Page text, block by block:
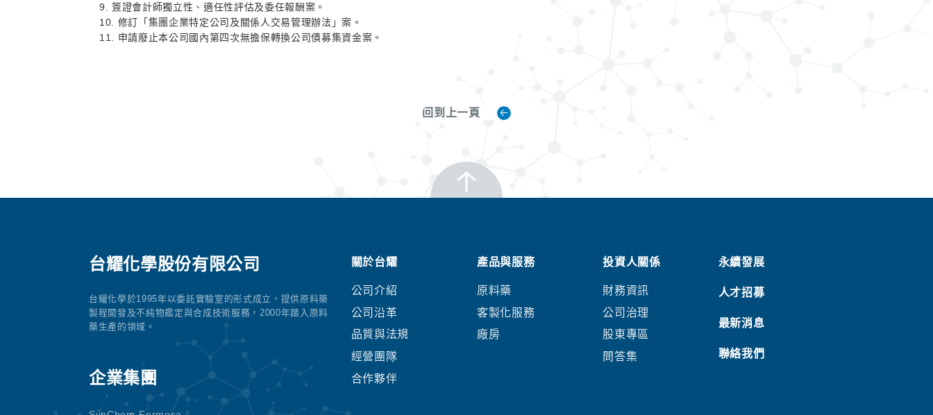
9. 簽證會計師獨立性、適任性評估及委任報酬案。
10. 修訂「集團企業特定公司及關係人交易管理辦法」案。
11. 申請廢止本公司國內第四次無擔保轉換公司債募集資金案。
回到上一頁
台耀化學股份有限公司
台耀化學於1995年以委託實驗室的形式成立，提供原料藥
製程開發及不純物鑑定與合成技術服務，2000年踏入原料
藥生產的領域。
企業集團
關於台耀
公司介紹
公司沿革
品質與法規
經營團隊
合作夥伴
產品與服務
原料藥
客製化服務
廠房
投資人關係
財務資訊
公司治理
股東專區
問答集
永續發展
人才招募
最新消息
聯絡我們